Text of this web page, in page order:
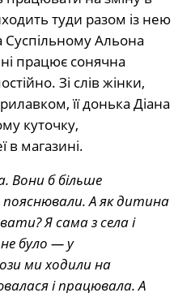
туди разом із нею
Суспільному Альона
працює сонячна
Зі слів жінки,
її донька Діана
куточку,
в магазині.
Вони б більше
пояснювали. А як дитина
Я сама з села і
було — у
ми ходили на
і працювала. А